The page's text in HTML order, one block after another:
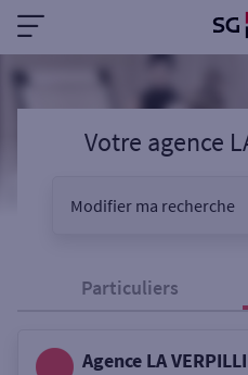
Votre agence
Modifier ma recherche
Sélectionnez votre
Particuliers
Agence LA